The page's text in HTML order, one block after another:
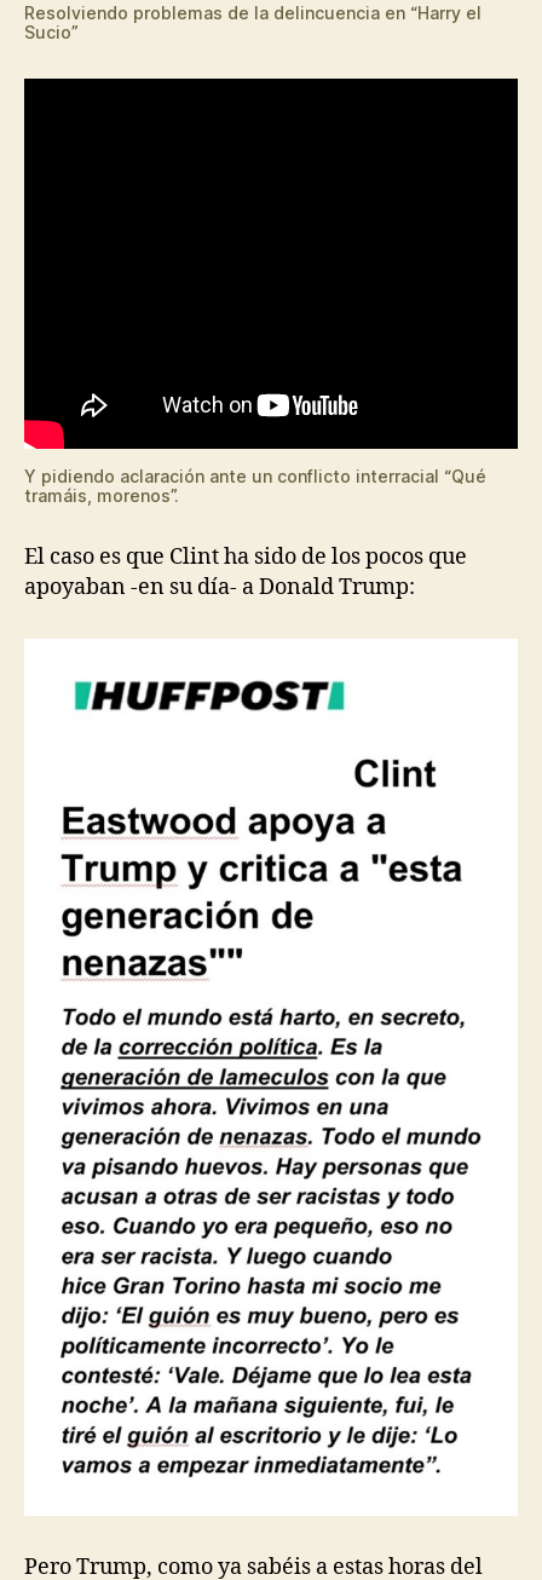
Resolviendo problemas de la delincuencia en “Harry el
Sucio”
Y pidiendo aclaración ante un conflicto interracial “Qué
tramáis, morenos”.
El caso es que Clint ha sido de los pocos que
apoyaban -en su día- a Donald Trump:
Pero Trump, como ya sabéis a estas horas del